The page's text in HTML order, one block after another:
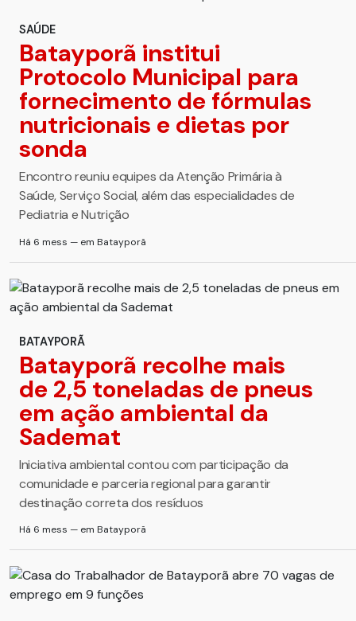
SAÚDE
Batayporã institui
Protocolo Municipal para
fornecimento de fórmulas
nutricionais e dietas por
sonda
Encontro reuniu equipes da Atenção Primária à
Saúde, Serviço Social, além das especialidades de
Pediatria e Nutrição
Há 6 mess — em Batayporã
BATAYPORÃ
Batayporã recolhe mais
de 2,5 toneladas de pneus
em ação ambiental da
Sademat
Iniciativa ambiental contou com participação da
comunidade e parceria regional para garantir
destinação correta dos resíduos
Há 6 mess — em Batayporã